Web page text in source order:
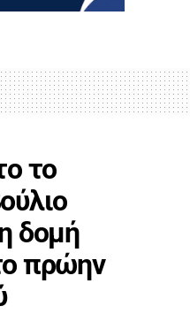
το
δομή
πρώην